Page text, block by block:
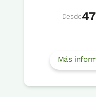
Desde
Más